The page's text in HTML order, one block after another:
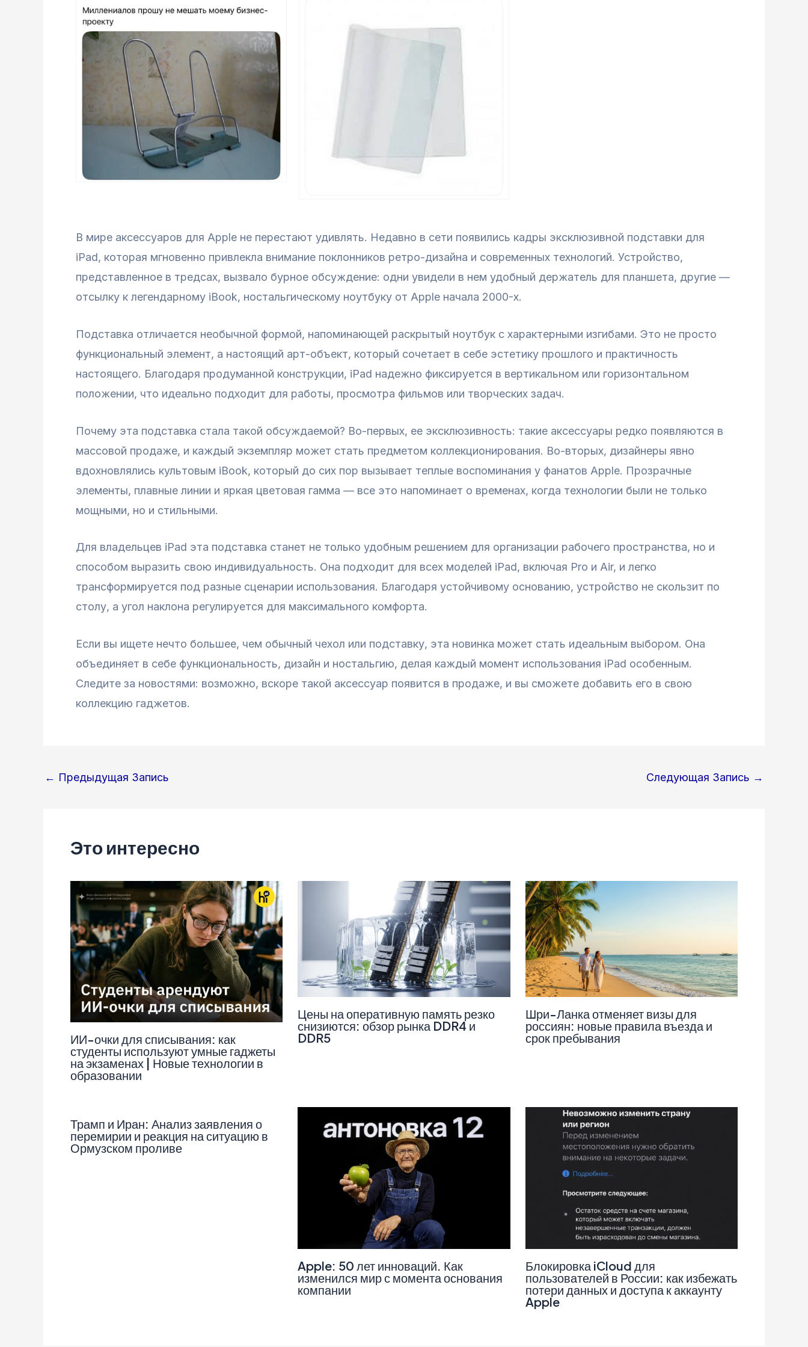
В мире аксессуаров для Apple не перестают удивлять. Недавно в сети появились кадры эксклюзивной подставки для
iPad, которая мгновенно привлекла внимание поклонников ретро-дизайна и современных технологий. Устройство,
представленное в тредсах, вызвало бурное обсуждение: одни увидели в нем удобный держатель для планшета, другие —
отсылку к легендарному iBook, ностальгическому ноутбуку от Apple начала 2000-х.
Подставка отличается необычной формой, напоминающей раскрытый ноутбук с характерными изгибами. Это не просто
функциональный элемент, а настоящий арт-объект, который сочетает в себе эстетику прошлого и практичность
настоящего. Благодаря продуманной конструкции, iPad надежно фиксируется в вертикальном или горизонтальном
положении, что идеально подходит для работы, просмотра фильмов или творческих задач.
Почему эта подставка стала такой обсуждаемой? Во-первых, ее эксклюзивность: такие аксессуары редко появляются в
массовой продаже, и каждый экземпляр может стать предметом коллекционирования. Во-вторых, дизайнеры явно
вдохновлялись культовым iBook, который до сих пор вызывает теплые воспоминания у фанатов Apple. Прозрачные
элементы, плавные линии и яркая цветовая гамма — все это напоминает о временах, когда технологии были не только
мощными, но и стильными.
Для владельцев iPad эта подставка станет не только удобным решением для организации рабочего пространства, но и
способом выразить свою индивидуальность. Она подходит для всех моделей iPad, включая Pro и Air, и легко
трансформируется под разные сценарии использования. Благодаря устойчивому основанию, устройство не скользит по
столу, а угол наклона регулируется для максимального комфорта.
Если вы ищете нечто большее, чем обычный чехол или подставку, эта новинка может стать идеальным выбором. Она
объединяет в себе функциональность, дизайн и ностальгию, делая каждый момент использования iPad особенным.
Следите за новостями: возможно, вскоре такой аксессуар появится в продаже, и вы сможете добавить его в свою
коллекцию гаджетов.
Навигация
← Предыдущая Запись Следующая Запись →
Это интересно
ИИ-очки для списывания: как
студенты используют умные гаджеты
на экзаменах | Новые технологии в
образовании
Цены на оперативную память резко
снизиются: обзор рынка DDR4 и
DDR5
Шри-Ланка отменяет визы для
россиян: новые правила въезда и
срок пребывания
Трамп и Иран: Анализ заявления о
перемирии и реакция на ситуацию в
Ормузском проливе
Apple: 50 лет инноваций. Как
изменился мир с момента основания
компании
Блокировка iCloud для
пользователей в России: как избежать
потери данных и доступа к аккаунту
Apple